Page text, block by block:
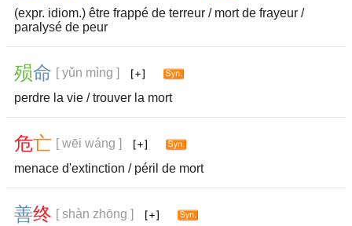
(expr. idiom.) être frappé de terreur / mort de frayeur /
paralysé de peur
殒命 [ yǔn mìng ]
perdre la vie / trouver la mort
危亡 [ wēi wáng ]
menace d'extinction / péril de mort
善终 [ shàn zhōng ]